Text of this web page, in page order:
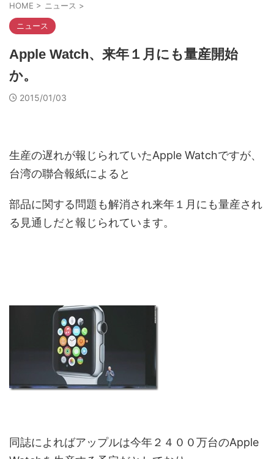
HOME > ニュース >
ニュース
Apple Watch、来年１月にも量産開始
か。
2015/01/03
生産の遅れが報じられていたApple Watchですが、
台湾の聯合報紙によると
部品に関する問題も解消され来年１月にも量産され
る見通しだと報じられています。
同誌によればアップルは今年２４００万台のApple